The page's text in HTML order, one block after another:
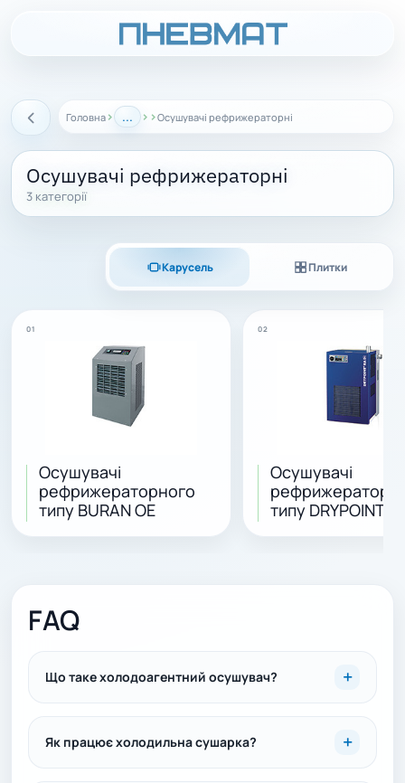
Назад Головна › ... › ›Осушувачі рефрижераторні
Осушувачі рефрижераторні
3 категорії
Карусель Плитки
01
Осушувачі
рефрижераторного
типу BURAN OE
02
Осушувачі
типу DRYPOINT
FAQ
Що таке холодоагентний осушувач?
Як працює холодильна сушарка?